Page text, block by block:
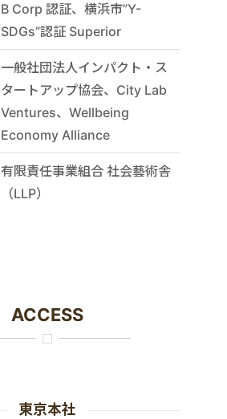
B Corp 認証、横浜市”Y-
SDGs”認証 Superior
一般社団法人インパクト・ス
タートアップ協会、City Lab
Ventures、Wellbeing
Economy Alliance
有限責任事業組合 社会藝術舎
（LLP）
ACCESS
東京本社